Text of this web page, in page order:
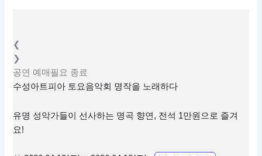
❮
❯
공연 예매필요 종료
수성아트피아 토요음악회 명작을 노래하다
유명 성악가들이 선사하는 명곡 향연, 전석 1만원으로 즐겨
요!